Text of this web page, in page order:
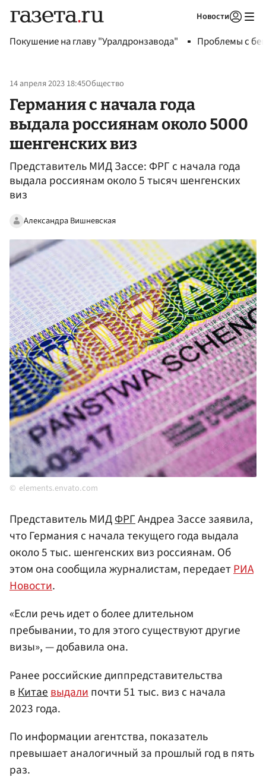
Новости
Покушение на главу "Уралдронзавода" Проблемы с
14 апреля 2023 18:45Общество
Германия с начала года
выдала россиянам около 5000
шенгенских виз
Представитель МИД Зассе: ФРГ с начала года
выдала россиянам около 5 тысяч шенгенских
виз
Александра Вишневская
elements.envato.com
Представитель МИДФРГАндреа Зассе заявила,
что Германия с начала текущего года выдала
около 5 тыс. шенгенских виз россиянам. Об
этом она сообщила журналистам, передаетРИА
Новости.
«Если речь идет о более длительном
пребывании, то для этого существуют другие
визы», — добавила она.
Ранее российские диппредставительства
в Китае выдали почти 51 тыс. виз с начала
2023 года.
По информации агентства, показатель
превышает аналогичный за прошлый год в пять
раз.